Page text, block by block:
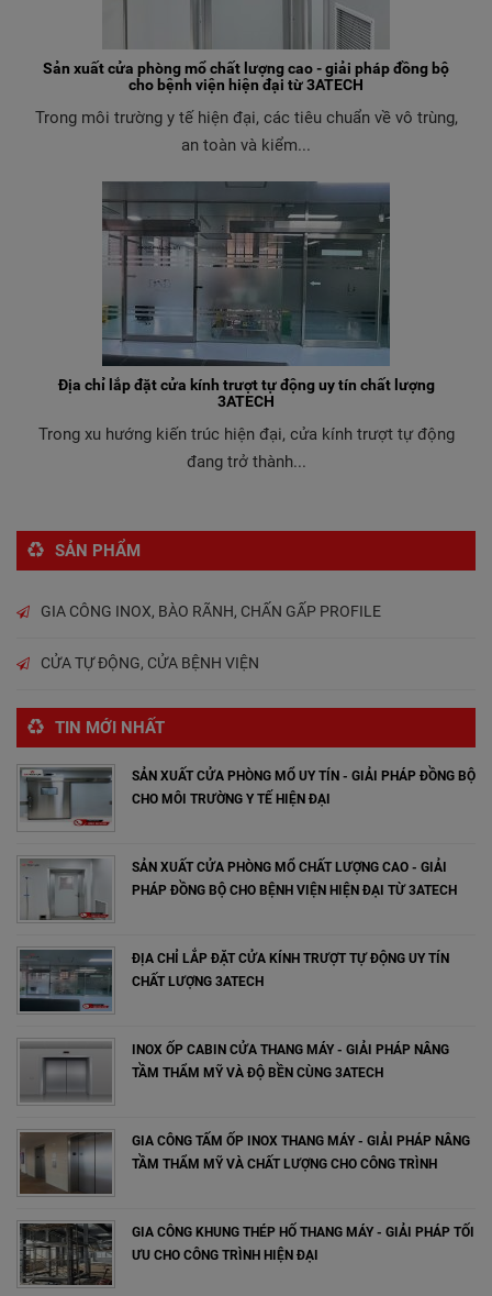
Sản xuất cửa phòng mổ chất lượng cao - giải pháp đồng bộ
cho bệnh viện hiện đại từ 3ATECH
Trong môi trường y tế hiện đại, các tiêu chuẩn về vô trùng,
an toàn và kiểm...
Địa chỉ lắp đặt cửa kính trượt tự động uy tín chất lượng
3ATECH
Trong xu hướng kiến trúc hiện đại, cửa kính trượt tự động
đang trở thành...
SẢN PHẨM
GIA CÔNG INOX, BÀO RÃNH, CHẤN GẤP PROFILE
CỬA TỰ ĐỘNG, CỬA BỆNH VIỆN
TIN MỚI NHẤT
SẢN XUẤT CỬA PHÒNG MỔ UY TÍN - GIẢI PHÁP ĐỒNG BỘ
CHO MÔI TRƯỜNG Y TẾ HIỆN ĐẠI
SẢN XUẤT CỬA PHÒNG MỔ CHẤT LƯỢNG CAO - GIẢI
PHÁP ĐỒNG BỘ CHO BỆNH VIỆN HIỆN ĐẠI TỪ 3ATECH
ĐỊA CHỈ LẮP ĐẶT CỬA KÍNH TRƯỢT TỰ ĐỘNG UY TÍN
CHẤT LƯỢNG 3ATECH
INOX ỐP CABIN CỬA THANG MÁY - GIẢI PHÁP NÂNG
TẦM THẨM MỸ VÀ ĐỘ BỀN CÙNG 3ATECH
GIA CÔNG TẤM ỐP INOX THANG MÁY - GIẢI PHÁP NÂNG
TẦM THẨM MỸ VÀ CHẤT LƯỢNG CHO CÔNG TRÌNH
GIA CÔNG KHUNG THÉP HỐ THANG MÁY - GIẢI PHÁP TỐI
ƯU CHO CÔNG TRÌNH HIỆN ĐẠI